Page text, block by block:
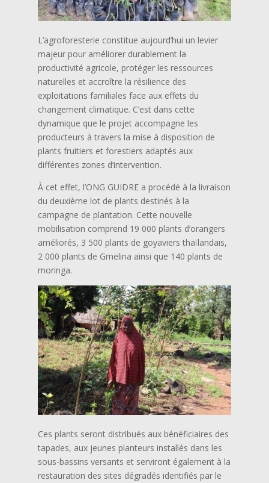
L’agroforesterie constitue aujourd’hui un levier
majeur pour améliorer durablement la
productivité agricole, protéger les ressources
naturelles et accroître la résilience des
exploitations familiales face aux effets du
changement climatique. C’est dans cette
dynamique que le projet accompagne les
producteurs à travers la mise à disposition de
plants fruitiers et forestiers adaptés aux
différentes zones d’intervention.
À cet effet, l’ONG GUIDRE a procédé à la livraison
du deuxième lot de plants destinés à la
campagne de plantation. Cette nouvelle
mobilisation comprend 19 000 plants d’orangers
améliorés, 3 500 plants de goyaviers thaïlandais,
2 000 plants de Gmelina ainsi que 140 plants de
moringa.
Ces plants seront distribués aux bénéficiaires des
tapades, aux jeunes planteurs installés dans les
sous-bassins versants et serviront également à la
restauration des sites dégradés identifiés par le